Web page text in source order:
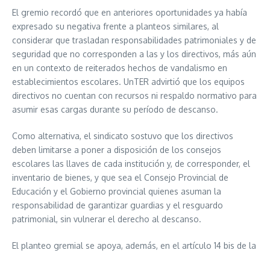
El gremio recordó que en anteriores oportunidades ya había
expresado su negativa frente a planteos similares, al
considerar que trasladan responsabilidades patrimoniales y de
seguridad que no corresponden a las y los directivos, más aún
en un contexto de reiterados hechos de vandalismo en
establecimientos escolares. UnTER advirtió que los equipos
directivos no cuentan con recursos ni respaldo normativo para
asumir esas cargas durante su período de descanso.
Como alternativa, el sindicato sostuvo que los directivos
deben limitarse a poner a disposición de los consejos
escolares las llaves de cada institución y, de corresponder, el
inventario de bienes, y que sea el Consejo Provincial de
Educación y el Gobierno provincial quienes asuman la
responsabilidad de garantizar guardias y el resguardo
patrimonial, sin vulnerar el derecho al descanso.
El planteo gremial se apoya, además, en el artículo 14 bis de la